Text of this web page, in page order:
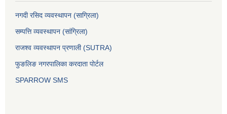
नगदी रसिद व्यवस्थापन (साग्रिला)
सम्पत्ति व्यवस्थापन (सांग्रिला)
राजश्व व्यवस्थापन प्रणाली (SUTRA)
फुङलिङ नगरपालिका करदाता पोर्टल
SPARROW SMS